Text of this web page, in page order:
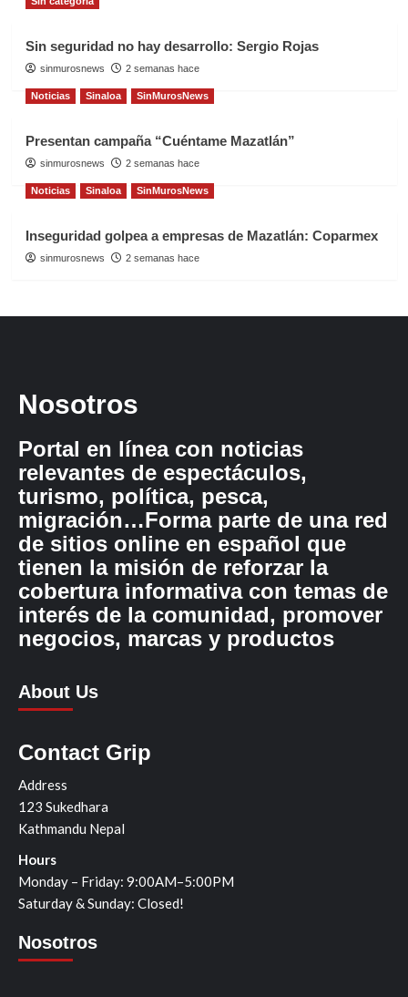
Sin seguridad no hay desarrollo: Sergio Rojas
sinmurosnews 2 semanas hace
Noticias Sinaloa SinMurosNews
Presentan campaña “Cuéntame Mazatlán”
sinmurosnews 2 semanas hace
Noticias Sinaloa SinMurosNews
Inseguridad golpea a empresas de Mazatlán: Coparmex
sinmurosnews 2 semanas hace
Nosotros
Portal en línea con noticias
relevantes de espectáculos,
turismo, política, pesca,
migración…Forma parte de una red
de sitios online en español que
tienen la misión de reforzar la
cobertura informativa con temas de
interés de la comunidad, promover
negocios, marcas y productos
About Us
Contact Grip
Address
123 Sukedhara
Kathmandu Nepal
Hours
Monday – Friday: 9:00AM–5:00PM
Saturday & Sunday: Closed!
Nosotros